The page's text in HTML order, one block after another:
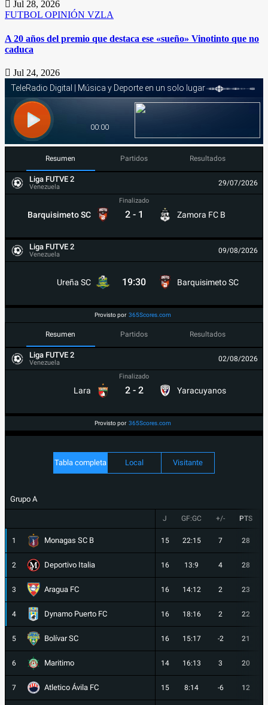
Jul 28, 2026
FUTBOL OPINIÓN VZLA
A 20 años del premio que destaca ese «sueño» Vinotinto que no
caduca
Jul 24, 2026
Resumen Partidos Resultados
Liga FUTVE 2
Venezuela 29/07/2026
Barquisimeto SC
Finalizado
2 - 1 Zamora FC B
Liga FUTVE 2
Venezuela 09/08/2026
Ureña SC 19:30 Barquisimeto SC
Provisto por 365Scores.com
Resumen Partidos Resultados
Liga FUTVE 2
Venezuela 02/08/2026
Lara
Finalizado
2 - 2 Yaracuyanos
Provisto por 365Scores.com
Tabla completa Local Visitante
Grupo A
J GF:GC +/- PTS
1 Monagas SC B 15 22:15 7 28
2 Deportivo Italia 16 13:9 4 28
3 Aragua FC 16 14:12 2 23
4 Dynamo Puerto FC 16 18:16 2 22
5 Bolívar SC 16 15:17 -2 21
6 Maritimo 14 16:13 3 20
7 Atletico Ávila FC 15 8:14 -6 12